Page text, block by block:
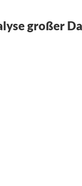
großer